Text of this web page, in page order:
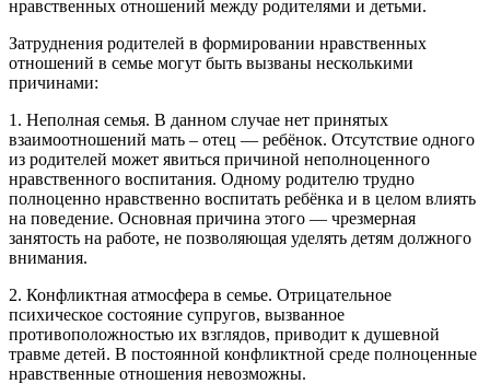
нравственных отношений между родителями и детьми.
Затруднения родителей в формировании нравственных
отношений в семье могут быть вызваны несколькими
причинами:
1. Неполная семья. В данном случае нет принятых
взаимоотношений мать – отец — ребёнок. Отсутствие одного
из родителей может явиться причиной неполноценного
нравственного воспитания. Одному родителю трудно
полноценно нравственно воспитать ребёнка и в целом влиять
на поведение. Основная причина этого — чрезмерная
занятость на работе, не позволяющая уделять детям должного
внимания.
2. Конфликтная атмосфера в семье. Отрицательное
психическое состояние супругов, вызванное
противоположностью их взглядов, приводит к душевной
травме детей. В постоянной конфликтной среде полноценные
нравственные отношения невозможны.